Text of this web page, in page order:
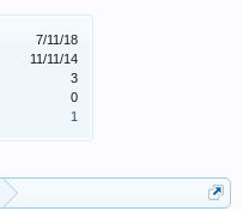
7/11/18
11/11/14
3
0
1